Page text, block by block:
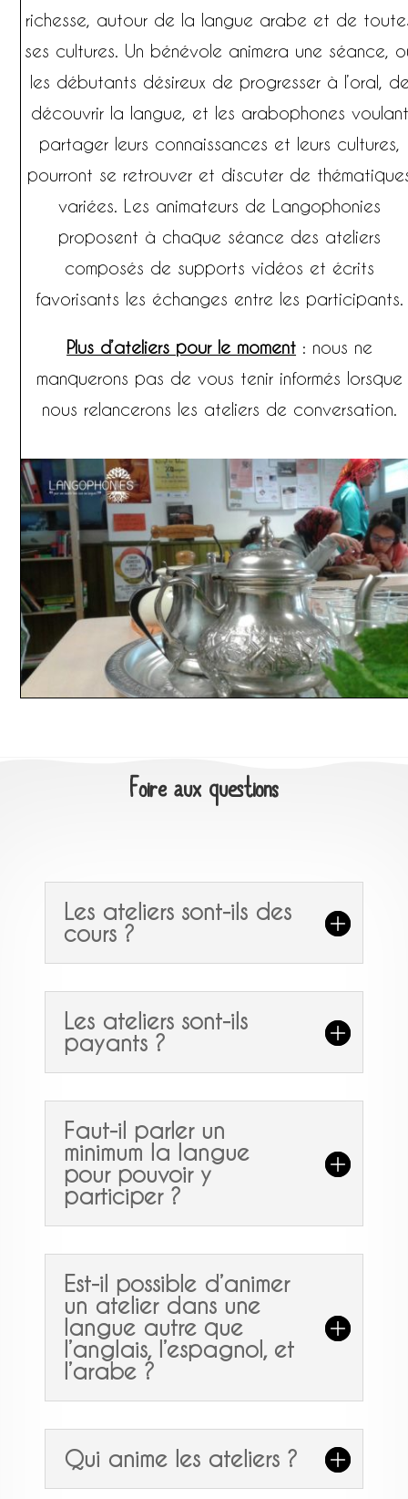
richesse, autour de la langue arabe et de
ses cultures. Un bénévole animera une séance,
les débutants désireux de progresser à l’oral,
découvrir la langue, et les arabophones voulant
partager leurs connaissances et leurs cultures,
pourront se retrouver et discuter de
variées. Les animateurs de Langophonies
proposent à chaque séance des ateliers
composés de supports vidéos et écrits
favorisants les échanges entre les participants.
Plus d’ateliers pour le moment : nous ne
manquerons pas de vous tenir informés lorsque
nous relancerons les ateliers de conversation.
Foire aux questions
Les ateliers sont-ils des
cours ?
Les ateliers sont-ils
payants ?
Faut-il parler un
minimum la langue
pour pouvoir y
participer ?
Est-il possible d’animer
un atelier dans une
langue autre que
l’anglais, l’espagnol, et
l’arabe ?
Qui anime les ateliers ?